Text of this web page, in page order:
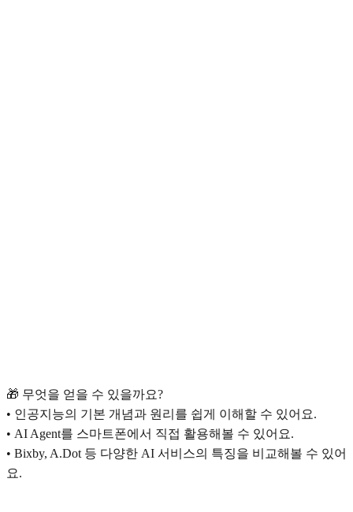
🎁 무엇을 얻을 수 있을까요?
• 인공지능의 기본 개념과 원리를 쉽게 이해할 수 있어요.
• AI Agent를 스마트폰에서 직접 활용해볼 수 있어요.
• Bixby, A.Dot 등 다양한 AI 서비스의 특징을 비교해볼 수 있어
요.